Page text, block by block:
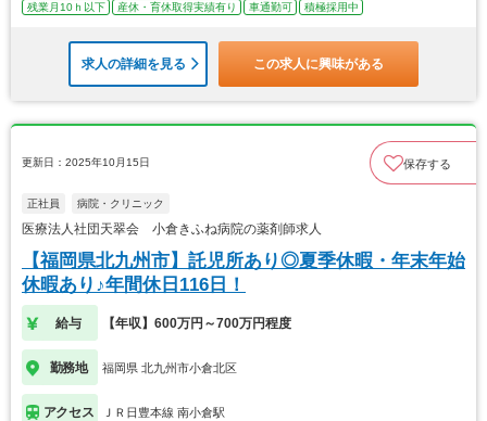
残業月10ｈ以下 産休・育休取得実績有り 車通勤可 積極採用中
求人の詳細を見る この求人に興味がある
更新日：2025年10月15日 保存する
正社員 病院・クリニック
医療法人社団天翠会 小倉きふね病院の薬剤師求人
【福岡県北九州市】託児所あり◎夏季休暇・年末年始
休暇あり♪年間休日116日！
給与 【年収】600万円～700万円程度
勤務地 福岡県 北九州市小倉北区
アクセス ＪＲ日豊本線 南小倉駅